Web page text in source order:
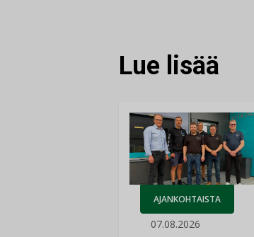
Lue lisää
AJANKOHTAISTA
07.08.2026